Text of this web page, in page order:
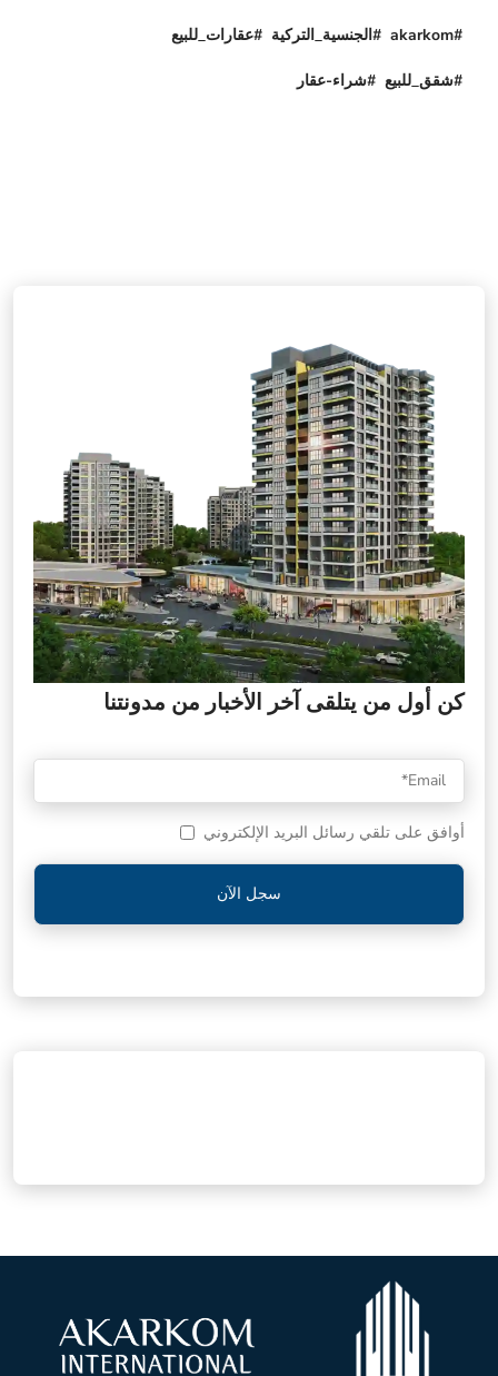
#akarkom #الجنسية_التركية #عقارات_للبيع
#شقق_للبيع #شراء-عقار
كن أول من يتلقى آخر الأخبار من مدونتنا
أوافق على تلقي رسائل البريد الإلكتروني
سجل الآن